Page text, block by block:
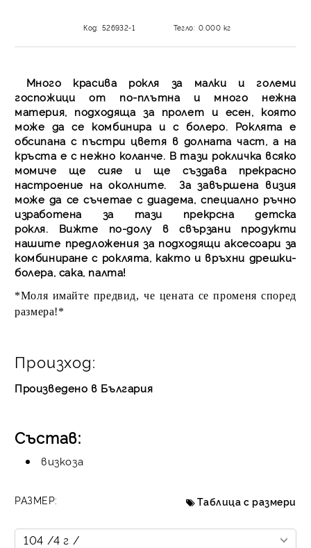
Код: 526932-1 Тегло: 0.000 кг
Много крaсива рокля за малки и големи
госпожици от по-плътна и много нежна
материя, подходяща за пролет и есен, която
може да се комбинира и с болеро. Роклята е
обсипана с пъстри цветя в долната част, а на
кръста е с нежно коланче. В тази рокличка всяко
момиче ще сияе и ще създава прекрасно
настроение на околните. За завършена визия
може да се съчетае с диадема, специално ръчно
изработена за тази прекрсна детска
рокля. Вижте по-долу в свързани продукти
нашите предложения за подходящи аксесоари за
комбиниране с роклята, както и връхни дрешки-
болера, сака, палта!
*Моля имайте предвид, че цената се променя според
размера!*
Произход:
Произведено в България
Състав:
визкоза
РАЗМЕР: Таблица с размери